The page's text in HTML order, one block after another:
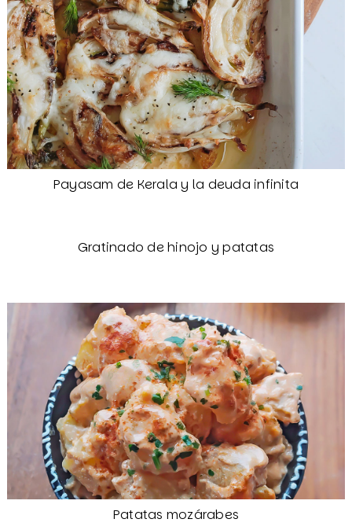
Payasam de Kerala y la deuda infinita
Gratinado de hinojo y patatas
Patatas mozárabes